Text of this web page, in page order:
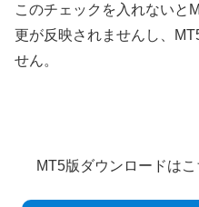
このチェックを入れないと
更が反映されませんし、
せん。
MT5版ダウンロードは